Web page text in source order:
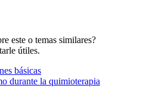
este o temas similares?
útiles.
básicas
durante la quimioterapia